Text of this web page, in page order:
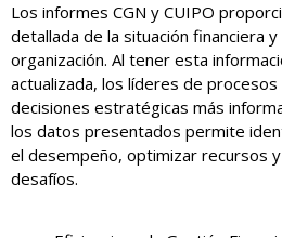
Los informes CGN y CUIPO
detallada de la situación financiera
organización. Al tener esta
actualizada, los líderes de
decisiones estratégicas más
los datos presentados permite
el desempeño, optimizar recursos
desafíos.